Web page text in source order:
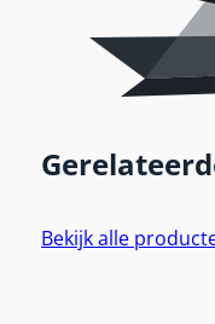
Bekijk alle